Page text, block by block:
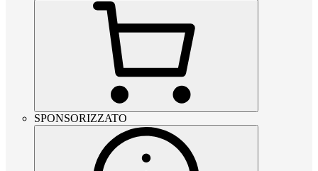
SPONSORIZZATO